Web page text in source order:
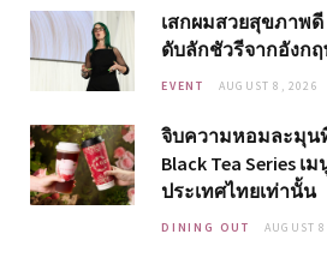
เสกผมสวยสุขภาพ
ดับลักชัวรีจากอังก
EVENT AUGUST 8, 2026
จิบความหอมละมุนที่
Black Tea Series เ
ประเทศไทยเท่านั้น
DINING OUT AUGUST